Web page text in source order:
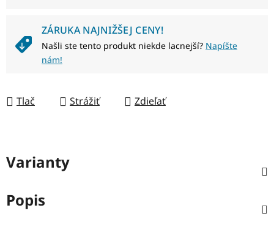
ZÁRUKA NAJNIŽŠEJ CENY!
Našli ste tento produkt niekde lacnejší? Napíšte
nám!
Tlač Strážiť Zdieľať
Varianty
Popis